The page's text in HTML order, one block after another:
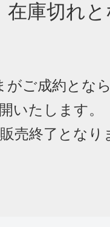
在庫切れ
がご成約とな
いたします。
売終了となり